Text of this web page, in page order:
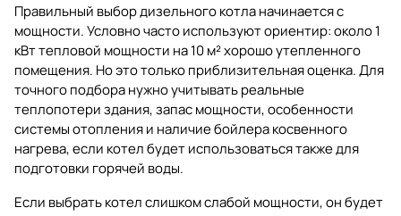
Правильный выбор дизельного котла начинается с
мощности. Условно часто используют ориентир: около 1
кВт тепловой мощности на 10 м² хорошо утепленного
помещения. Но это только приблизительная оценка. Для
точного подбора нужно учитывать реальные
теплопотери здания, запас мощности, особенности
системы отопления и наличие бойлера косвенного
нагрева, если котел будет использоваться также для
подготовки горячей воды.
Если выбрать котел слишком слабой мощности, он будет